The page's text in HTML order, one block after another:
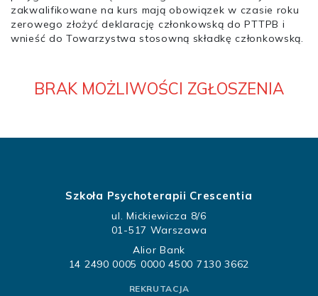
zakwalifikowane na kurs mają obowiązek w czasie roku
zerowego złożyć deklarację członkowską do PTTPB i
wnieść do Towarzystwa stosowną składkę członkowską.
BRAK MOŻLIWOŚCI ZGŁOSZENIA
Szkoła Psychoterapii Crescentia
ul. Mickiewicza 8/6
01-517 Warszawa
Alior Bank
14 2490 0005 0000 4500 7130 3662
REKRUTACJA